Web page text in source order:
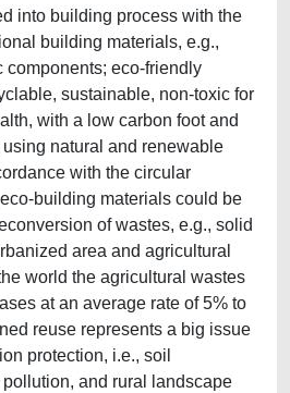
into building process with the
building materials, e.g.,
components; eco-friendly
sustainable, non-toxic for
with a low carbon foot and
natural and renewable
with the circular
building materials could be
of wastes, e.g., solid
area and agricultural
world the agricultural wastes
at an average rate of 5% to
reuse represents a big issue
protection, i.e., soil
and rural landscape